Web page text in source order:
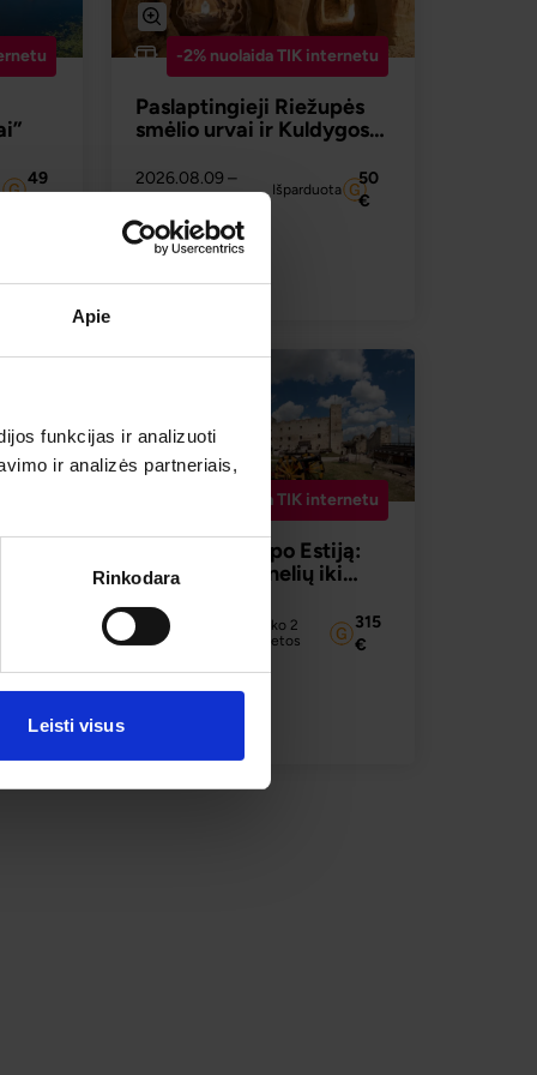
Apie
funkcijas ir analizuoti
ir analizės partneriais,
Rinkodara
Leisti visus
49
-2% nuolaida TIK internetu
Paslaptingieji Riežupės
smėlio urvai ir Kuldygos
2026.08.09 –
Išparduota
50
€
Nuo50 €
-2% nuolaida TIK internetu
Laiko kelionė po Estiją:
nuo šachtų tunelių iki
2026.08.14
08.16
Liko 2
vietos
315
€